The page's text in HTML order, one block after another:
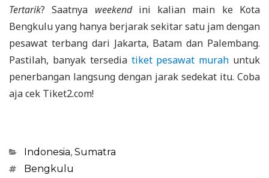
Tertarik? Saatnya weekendini kalian main ke Kota
Bengkulu yang hanya berjarak sekitar satu jam dengan
pesawat terbang dari Jakarta, Batam dan Palembang.
Pastilah, banyak tersedia tiket pesawat murah untuk
penerbangan langsung dengan jarak sedekat itu. Coba
aja cek Tiket2.com!
Categories
Indonesia, Sumatra
TagsBengkulu